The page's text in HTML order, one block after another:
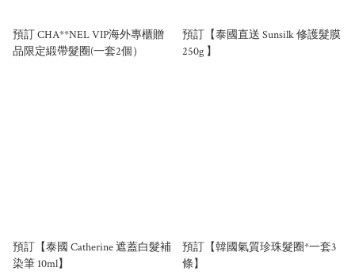
預訂 CHA**NEL VIP海外專櫃贈
品限定緞帶髮圈(一套2個）
預訂【泰國直送 Sunsilk 修護髮膜
250g 】
預訂【泰國 Catherine 遮蓋白髮補
染筆 10ml】
預訂【韓國氣質珍珠髮圈*一套3
條】